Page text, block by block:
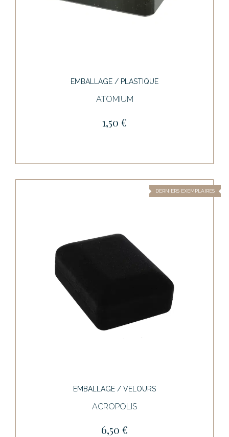
EMBALLAGE / PLASTIQUE
ATOMIUM
1,50 €
DERNIERS EXEMPLAIRES
EMBALLAGE / VELOURS
ACROPOLIS
6,50 €